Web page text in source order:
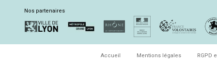
Nos partenaires
Accueil Mentions légales RGPD